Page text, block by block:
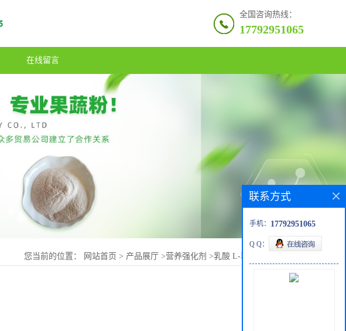
全国咨询热线：
17792951065
在线留言
您当前的位置： 网站首页 > 产品展厅 >营养强化剂 >乳酸 L-乳酸 CAS 50-21-5
联系方式
手机： 17792951065
Q Q：